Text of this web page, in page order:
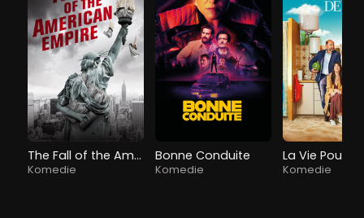
The Fall of the American Empire
Komedie
Bonne Conduite
Komedie
La Vie Pour
Komedie